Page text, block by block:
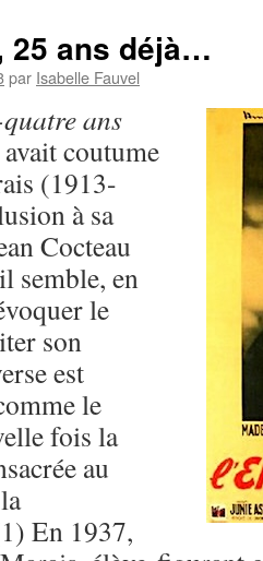
25 ans déjà…
par Isabelle Fauvel
ans
avait coutume
(1913-
à sa
Cocteau
semble, en
le
son
est
le
fois la
au
En 1937,